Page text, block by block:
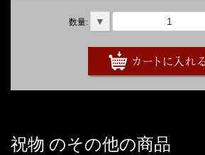
数量: ▼
祝物 のその他の商品